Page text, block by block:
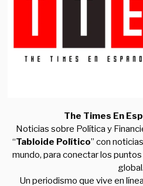
The Times En
Noticias sobre Política y
“Tabloide Político” con
mundo, para conectar los
global.
Un periodismo que vive en